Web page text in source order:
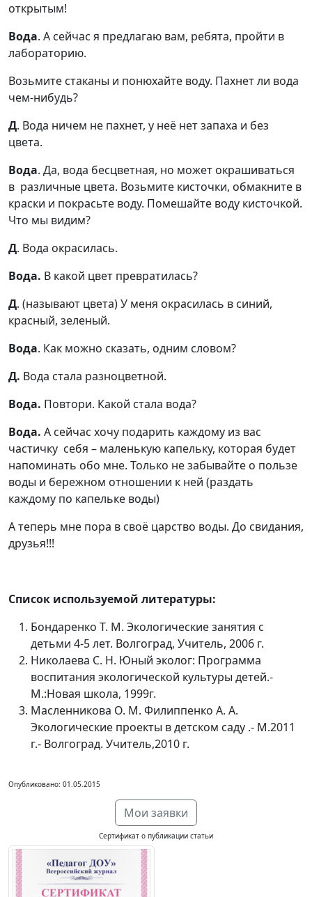
открытым!
Вода. А сейчас я предлагаю вам, ребята, пройти в
лабораторию.
Возьмите стаканы и понюхайте воду. Пахнет ли вода
чем-нибудь?
Д. Вода ничем не пахнет, у неё нет запаха и без
цвета.
Вода. Да, вода бесцветная, но может окрашиваться
в различные цвета. Возьмите кисточки, обмакните в
краски и покрасьте воду. Помешайте воду кисточкой.
Что мы видим?
Д. Вода окрасилась.
Вода. В какой цвет превратилась?
Д. (называют цвета) У меня окрасилась в синий,
красный, зеленый.
Вода. Как можно сказать, одним словом?
Д. Вода стала разноцветной.
Вода. Повтори. Какой стала вода?
Вода. А сейчас хочу подарить каждому из вас
частичку себя – маленькую капельку, которая будет
напоминать обо мне. Только не забывайте о пользе
воды и бережном отношении к ней (раздать
каждому по капельке воды)
А теперь мне пора в своё царство воды. До свидания,
друзья!!!
Список используемой литературы:
Бондаренко Т. М. Экологические занятия с
детьми 4-5 лет. Волгоград, Учитель, 2006 г.
Николаева С. Н. Юный эколог: Программа
воспитания экологической культуры детей.-
М.:Новая школа, 1999г.
Масленникова О. М. Филиппенко А. А.
Экологические проекты в детском саду .- М.2011
г.- Волгоград. Учитель,2010 г.
Опубликовано: 01.05.2015
Мои заявки
Сертификат о публикации статьи